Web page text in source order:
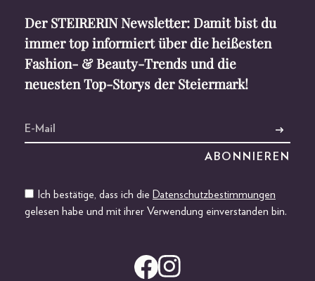
Der STEIRERIN Newsletter: Damit bist du
immer top informiert über die heißesten
Fashion- & Beauty-Trends und die
neuesten Top-Storys der Steiermark!
Ich bestätige, dass ich die Datenschutzbestimmungen
gelesen habe und mit ihrer Verwendung einverstanden bin.